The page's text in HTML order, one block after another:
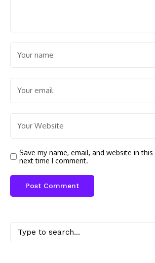
Save my name, email, and website in
next time I comment.